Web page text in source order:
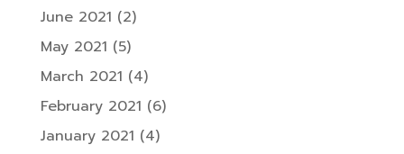
June 2021 (2)
May 2021 (5)
March 2021 (4)
February 2021 (6)
January 2021 (4)